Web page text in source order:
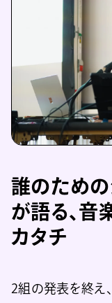
誰のための
が語る、音
カタチ
2組の発表を終え